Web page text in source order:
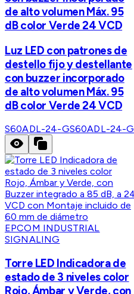
de alto volumen Máx. 95
dB color Verde 24 VCD
Luz LED con patrones de
destello fijo y destellante
con buzzer incorporado
de alto volumen Máx. 95
dB color Verde 24 VCD
S60ADL-24-GS60ADL-24-G
EPCOM INDUSTRIAL
SIGNALING
Torre LED Indicadora de
estado de 3 niveles color
Rojo, Ámbar y Verde, con